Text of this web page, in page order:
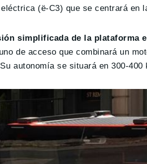
(ë-C3) que se centrará en
simplificada de la plataforma
de acceso que combinará un
autonomía se situará en 300-400